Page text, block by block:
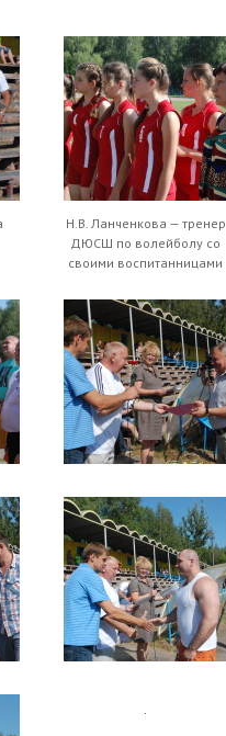
Н.В. Ланченкова — тренер
ДЮСШ по волейболу со
своими воспитанницами